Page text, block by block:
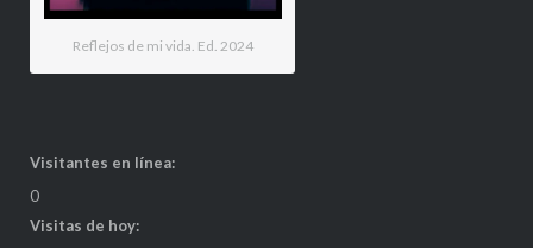
Reflejos de mi vida. Ed. 2024
Visitantes en línea:
0
Visitas de hoy: